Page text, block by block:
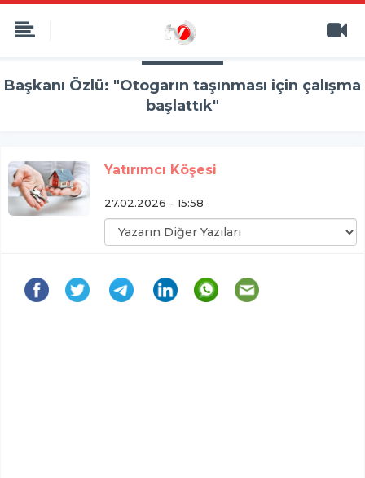
Başkanı Özlü: "Otogarın taşınması için çalışma
başlattık"
Yatırımcı Köşesi
27.02.2026 - 15:58